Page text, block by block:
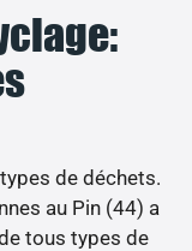
de déchets.
au Pin (44) a
tous types de